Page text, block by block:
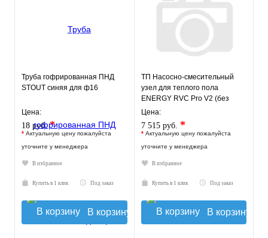
Труба гофрированная ПНД
STOUT синяя для ф16
Цена:
18 руб.*
* Актуальную цену пожалуйста
уточните у менеджера
В избранное
Купить в 1 клик Под заказ
В корзину
ТП Насосно-смесительный
узел для теплого пола
ENERGY RVC Pro V2 (без
насоса)
Цена:
7 515 руб. *
* Актуальную цену пожалуйста
уточните у менеджера
В избранное
Купить в 1 клик Под заказ
В корзину